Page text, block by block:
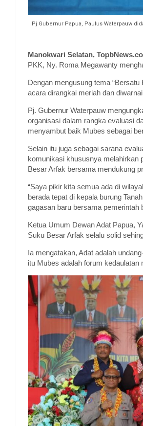
Pj Gubernur Papua, Paulus Waterpauw
Manokwari Selatan,
PKK, Ny. Roma Megawanty
Dengan mengusung tema
acara dirangkai meriah dan
Pj. Gubernur Waterpauw
organisasi dalam rangka evaluasi
menyambut baik Mubes sebagai
Selain itu juga sebagai sarana
komunikasi khususnya melahirkan
Besar Arfak bersama mendukung
“Saya pikir kita semua ada di
berada tepat di kepala burung
gagasan baru bersama pemerintah
Ketua Umum Dewan Adat Papua,
Suku Besar Arfak selalu solid
Ia mengatakan, Adat adalah
itu Mubes adalah forum